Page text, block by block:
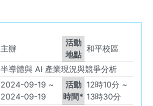
主辦
活動
地點
和平校區
半導體與 AI 產業現況與競爭分析
2024-09-19 ~
2024-09-19
活動
時間*
12時10
分 ~
13時30分